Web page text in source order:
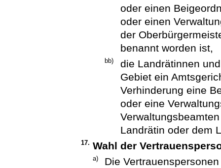
oder einen
oder einen
der
benannt worden ist,
bb)
die Landrätinnen
Gebiet ein
Verhinderung eine
oder eine
Landrätin oder dem
17. Wahl der
a)
Die